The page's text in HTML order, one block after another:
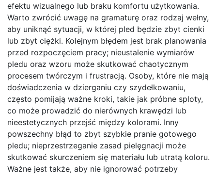
efektu wizualnego lub braku komfortu użytkowania.
Warto zwrócić uwagę na gramaturę oraz rodzaj wełny,
aby uniknąć sytuacji, w której pled będzie zbyt cienki
lub zbyt ciężki. Kolejnym błędem jest brak planowania
przed rozpoczęciem pracy; nieustalenie wymiarów
pledu oraz wzoru może skutkować chaotycznym
procesem twórczym i frustracją. Osoby, które nie mają
doświadczenia w dzierganiu czy szydełkowaniu,
często pomijają ważne kroki, takie jak próbne sploty,
co może prowadzić do nierównych krawędzi lub
nieestetycznych przejść między kolorami. Inny
powszechny błąd to zbyt szybkie pranie gotowego
pledu; nieprzestrzeganie zasad pielęgnacji może
skutkować skurczeniem się materiału lub utratą koloru.
Ważne jest także, aby nie ignorować potrzeby